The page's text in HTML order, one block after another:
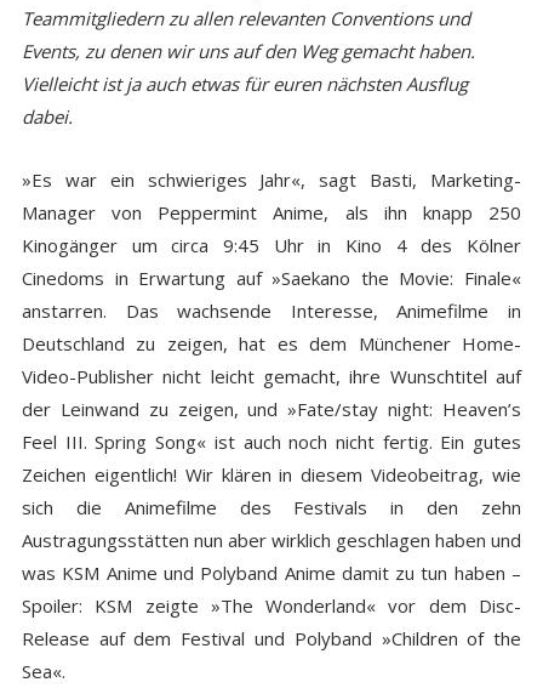
Teammitgliedern zu allen relevanten Conventions und
Events, zu denen wir uns auf den Weg gemacht haben.
Vielleicht ist ja auch etwas für euren nächsten Ausflug
dabei.
»Es war ein schwieriges Jahr«, sagt Basti, Marketing-
Manager von Peppermint Anime, als ihn knapp 250
Kinogänger um circa 9:45 Uhr in Kino 4 des Kölner
Cinedoms in Erwartung auf »Saekano the Movie: Finale«
anstarren. Das wachsende Interesse, Animefilme in
Deutschland zu zeigen, hat es dem Münchener Home-
Video-Publisher nicht leicht gemacht, ihre Wunschtitel auf
der Leinwand zu zeigen, und »Fate/stay night: Heaven’s
Feel III. Spring Song« ist auch noch nicht fertig. Ein gutes
Zeichen eigentlich! Wir klären in diesem Videobeitrag, wie
sich die Animefilme des Festivals in den zehn
Austragungsstätten nun aber wirklich geschlagen haben und
was KSM Anime und Polyband Anime damit zu tun haben –
Spoiler: KSM zeigte »The Wonderland« vor dem Disc-
Release auf dem Festival und Polyband »Children of the
Sea«.